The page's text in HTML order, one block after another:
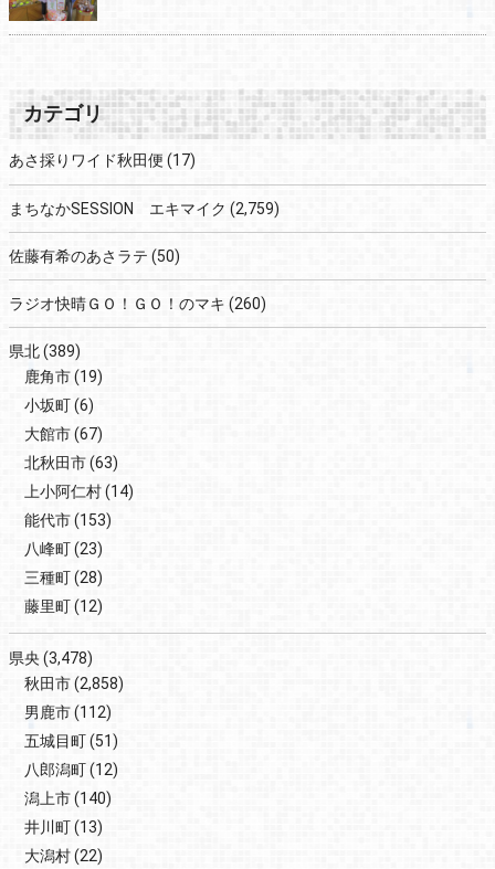
カテゴリ
あさ採りワイド秋田便 (17)
まちなかSESSION エキマイク (2,759)
佐藤有希のあさラテ (50)
ラジオ快晴ＧＯ！ＧＯ！のマキ (260)
県北(389)
鹿角市(19)
小坂町(6)
大館市(67)
北秋田市(63)
上小阿仁村(14)
能代市(153)
八峰町(23)
三種町(28)
藤里町(12)
県央(3,478)
秋田市(2,858)
男鹿市(112)
五城目町(51)
八郎潟町(12)
潟上市(140)
井川町(13)
大潟村(22)